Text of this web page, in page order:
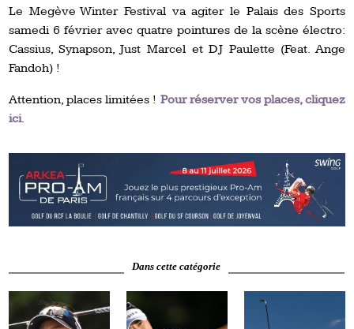
Le Megève Winter Festival va agiter le Palais des Sports
samedi 6 février avec quatre pointures de la scène électro:
Cassius, Synapson, Just Marcel et DJ Paulette (Feat. Ange
Fandoh) !
Attention, places limitées ! Pour réserver vos places, cliquez
ici.
Dans cette catégorie